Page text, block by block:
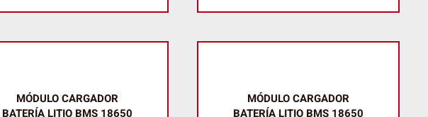
MÓDULO CARGADOR
BATERÍA LITIO BMS 18650
MÓDULO CARGADOR
BATERÍA LITIO BMS 18650